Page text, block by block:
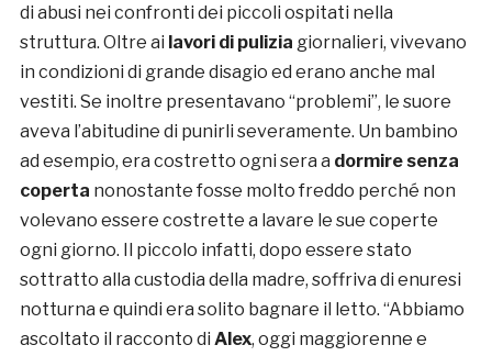
di abusi nei confronti dei piccoli ospitati nella
struttura. Oltre ai lavori di pulizia giornalieri, vivevano
in condizioni di grande disagio ed erano anche mal
vestiti. Se inoltre presentavano “problemi”, le suore
aveva l’abitudine di punirli severamente. Un bambino
ad esempio, era costretto ogni sera a dormire senza
coperta nonostante fosse molto freddo perché non
volevano essere costrette a lavare le sue coperte
ogni giorno. Il piccolo infatti, dopo essere stato
sottratto alla custodia della madre, soffriva di enuresi
notturna e quindi era solito bagnare il letto. “Abbiamo
ascoltato il racconto di Alex, oggi maggiorenne e